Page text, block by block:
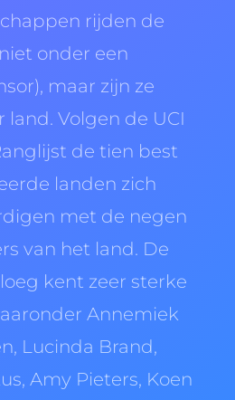
rijden de
onder een
maar zijn ze
Volgen de UCI
de tien best
landen zich
met de negen
van het land. De
kent zeer sterke
Annemiek
Lucinda Brand,
Amy Pieters, Koen